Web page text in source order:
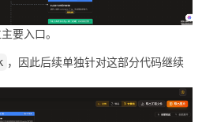
要入口。
，因此后续单独针对这部分代码继续